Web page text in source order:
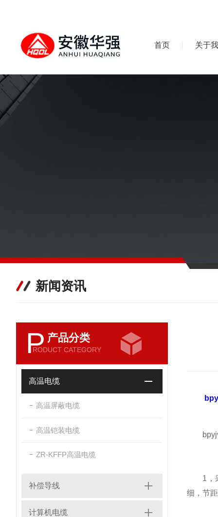
首页 关于
新闻资讯
P 产品分类
RODUCT CATEGORY
高温电缆
高温屏蔽电缆
高温铠装电缆
ZR-KFFP高温电缆
补偿导线
计算机电缆
bpyjvp
1，采
细，节